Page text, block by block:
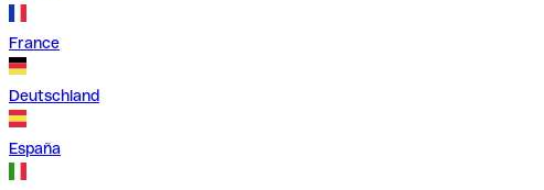
France
Deutschland
España